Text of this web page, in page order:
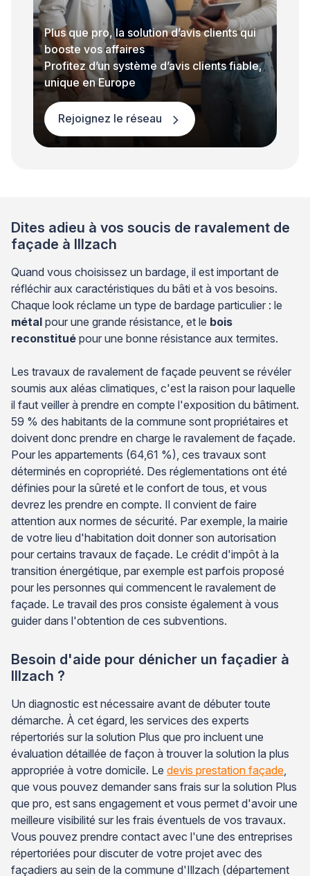
Plus que pro, la solution d’avis clients qui
booste vos affaires
Profitez d’un système d’avis clients fiable,
unique en Europe
Rejoignez le réseau
Dites adieu à vos soucis de ravalement de
façade à Illzach
Quand vous choisissez un bardage, il est important de
réfléchir aux caractéristiques du bâti et à vos besoins.
Chaque look réclame un type de bardage particulier : le
métal pour une grande résistance, et le bois
reconstitué pour une bonne résistance aux termites.
Les travaux de ravalement de façade peuvent se révéler
soumis aux aléas climatiques, c'est la raison pour laquelle
il faut veiller à prendre en compte l'exposition du bâtiment.
59 % des habitants de la commune sont propriétaires et
doivent donc prendre en charge le ravalement de façade.
Pour les appartements (64,61 %), ces travaux sont
déterminés en copropriété. Des réglementations ont été
définies pour la sûreté et le confort de tous, et vous
devrez les prendre en compte. Il convient de faire
attention aux normes de sécurité. Par exemple, la mairie
de votre lieu d'habitation doit donner son autorisation
pour certains travaux de façade. Le crédit d'impôt à la
transition énergétique, par exemple est parfois proposé
pour les personnes qui commencent le ravalement de
façade. Le travail des pros consiste également à vous
guider dans l'obtention de ces subventions.
Besoin d'aide pour dénicher un façadier à
Illzach ?
Un diagnostic est nécessaire avant de débuter toute
démarche. À cet égard, les services des experts
répertoriés sur la solution Plus que pro incluent une
évaluation détaillée de façon à trouver la solution la plus
appropriée à votre domicile. Le devis prestation façade
que vous pouvez demander sans frais sur la solution Plus
que pro, est sans engagement et vous permet d'avoir une
meilleure visibilité sur les frais éventuels de vos travaux.
Vous pouvez prendre contact avec l'une des entreprises
répertoriées pour discuter de votre projet avec des
façadiers au sein de la commune d'Illzach (département